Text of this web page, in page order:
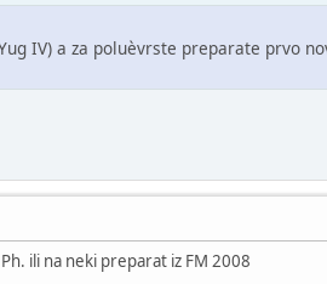
IV) a za poluèvrste preparate prvo
ili na neki preparat iz FM 2008